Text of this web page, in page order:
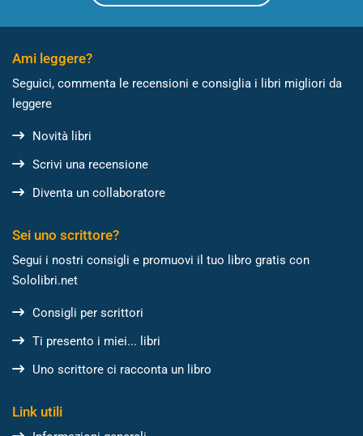
Ami leggere?
Seguici, commenta le recensioni e consiglia i libri migliori da
leggere
Novità libri
Scrivi una recensione
Diventa un collaboratore
Sei uno scrittore?
Segui i nostri consigli e promuovi il tuo libro gratis con
Sololibri.net
Consigli per scrittori
Ti presento i miei... libri
Uno scrittore ci racconta un libro
Link utili